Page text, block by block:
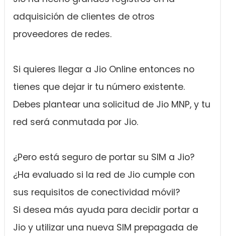
adquisición de clientes de otros
proveedores de redes.
Si quieres llegar a Jio Online entonces no
tienes que dejar ir tu número existente.
Debes plantear una solicitud de Jio MNP, y tu
red será conmutada por Jio.
¿Pero está seguro de portar su SIM a Jio?
¿Ha evaluado si la red de Jio cumple con
sus requisitos de conectividad móvil?
Si desea más ayuda para decidir portar a
Jio y utilizar una nueva SIM prepagada de